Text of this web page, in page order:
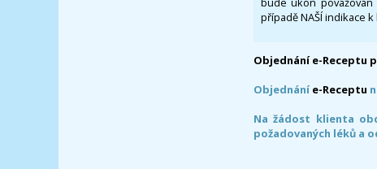
případě NAŠÍ indikace
Objednání e-Receptu
Objednáníe-Receptu
Na žádost klienta
požadovaných léků a